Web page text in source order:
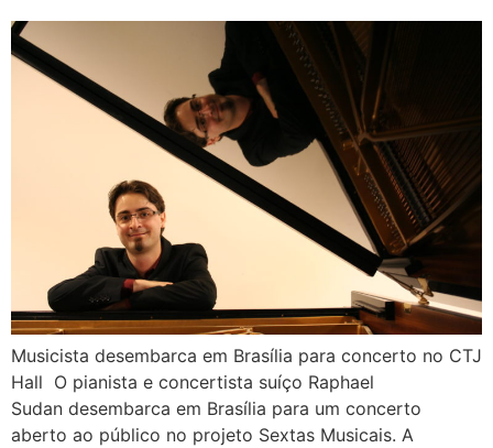
Musicista desembarca em Brasília para concerto no CTJ
Hall O pianista e concertista suíço Raphael
Sudan desembarca em Brasília para um concerto
aberto ao público no projeto Sextas Musicais. A